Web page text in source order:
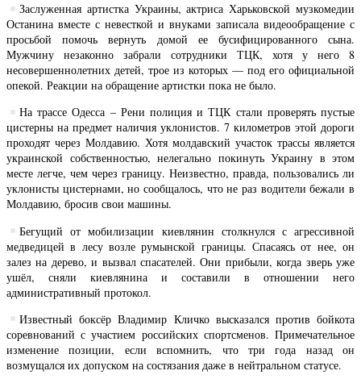
Заслуженная артистка Украины, актриса Харьковской музкомедии
Останина вместе с невесткой и внуками записала видеообращение с
просьбой помочь вернуть домой ее бусифицированного сына.
Мужчину незаконно забрали сотрудники ТЦК, хотя у него 8
несовершеннолетних детей, трое из которых — под его официальной
опекой. Реакции на обращение артистки пока не было.
На трассе Одесса – Рени полиция и ТЦК стали проверять пустые
цистерны на предмет наличия уклонистов. 7 километров этой дороги
проходят через Молдавию. Хотя молдавский участок трассы является
украинской собственностью, нелегально покинуть Украину в этом
месте легче, чем через границу. Неизвестно, правда, пользовались ли
уклонисты цистернами, но сообщалось, что не раз водители бежали в
Молдавию, бросив свои машины.
Бегущий от мобилизации киевлянин столкнулся с агрессивной
медведицей в лесу возле румынской границы. Спасаясь от нее, он
залез на дерево, и вызвал спасателей. Они прибыли, когда зверь уже
ушёл, сняли киевлянина и составили в отношении него
административный протокол.
Известный боксёр Владимир Кличко высказался против бойкота
соревнований с участием российских спортсменов. Примечательное
изменение позиции, если вспомнить, что три года назад он
возмущался их допуском на состязания даже в нейтральном статусе.